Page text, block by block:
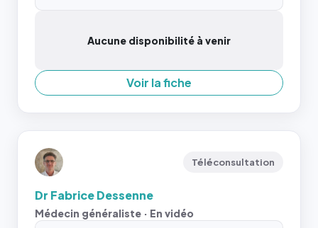
Aucune disponibilité à venir
Voir la fiche
Téléconsultation
Dr Fabrice Dessenne
Médecin généraliste · En vidéo